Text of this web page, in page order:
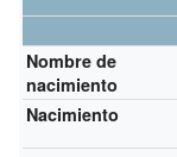
Nombre de
nacimiento
Nacimiento